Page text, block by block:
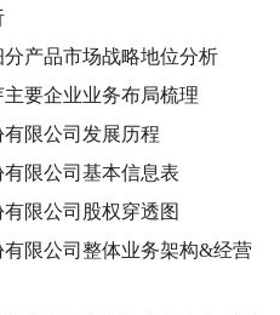
产品市场战略地位分析
要企业业务布局梳理
限公司发展历程
限公司基本信息表
限公司股权穿透图
限公司整体业务架构&经营